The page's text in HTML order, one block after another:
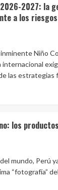
2027: la
a los
Niño
las estrategias
los
mundo, Perú
“fotografía”